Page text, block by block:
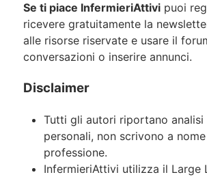
Se ti piace InfermieriAttivi puoi
ricevere gratuitamente la
alle risorse riservate e usare il
conversazioni o inserire annunci.
Disclaimer
Tutti gli autori riportano analisi
personali, non scrivono a
professione.
InfermieriAttivi utilizza il Large